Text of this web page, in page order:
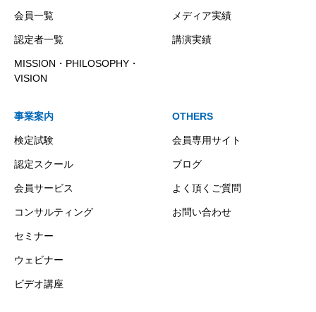
会員一覧
認定者一覧
MISSION・PHILOSOPHY・
VISION
メディア実績
講演実績
事業案内
検定試験
認定スクール
会員サービス
コンサルティング
セミナー
ウェビナー
ビデオ講座
OTHERS
会員専用サイト
ブログ
よく頂くご質問
お問い合わせ